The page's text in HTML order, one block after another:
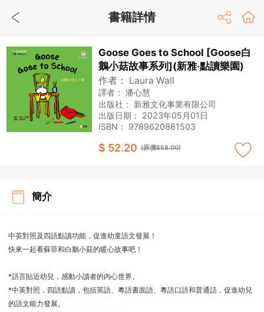
Goose Goes to School [Goose白
鵝小菇故事系列](新雅‧點讀樂園)
作者： Laura Wall
譯者： 潘心慧
出版社： 新雅文化事業有限公司
出版日期： 2023年05月01日
ISBN： 9789620881503
$ 52.20 (原價$58.00)
簡介
中英對照及四語點讀功能，促進幼童語文發展！
快來一起看蘇菲和白鵝小菇的暖心故事吧！
*語言貼近幼兒，感動小讀者的内心世界。
*中英對照，四語點讀，包括英語、粵語書面語、粵語口語和普通話，促進幼兒
的語文能力發展。
書籍詳情